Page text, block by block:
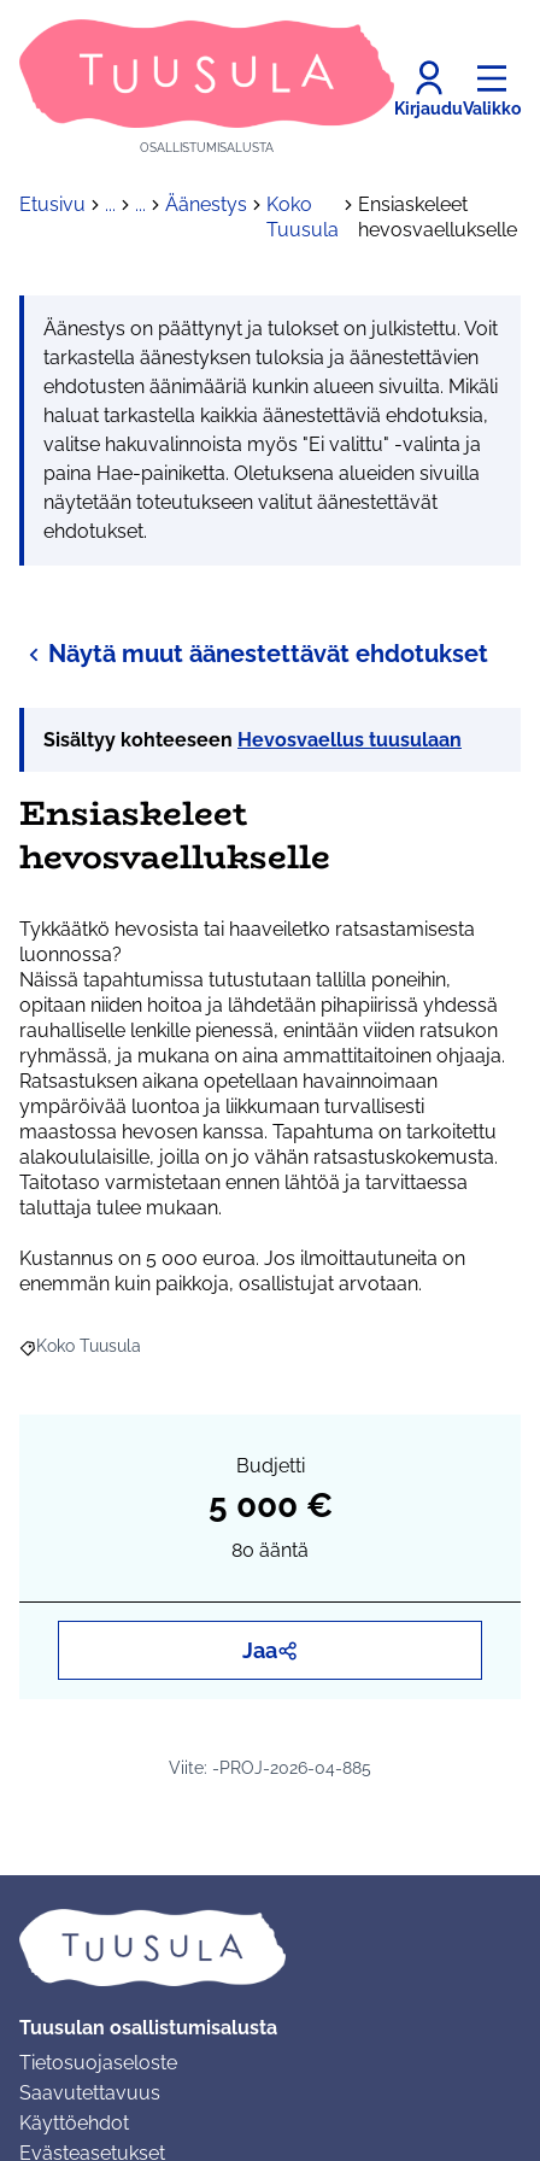
OSALLISTUMISALUSTA
KirjauduValikko
Etusivu ... ... Äänestys
Koko
Tuusula
Ensiaskeleet
hevosvaellukselle
Äänestys on päättynyt ja tulokset on julkistettu. Voit
tarkastella äänestyksen tuloksia ja äänestettävien
ehdotusten äänimääriä kunkin alueen sivuilta. Mikäli
haluat tarkastella kaikkia äänestettäviä ehdotuksia,
valitse hakuvalinnoista myös "Ei valittu" -valinta ja
paina Hae-painiketta. Oletuksena alueiden sivuilla
näytetään toteutukseen valitut äänestettävät
ehdotukset.
Näytä muut äänestettävät ehdotukset
Sisältyy kohteeseen Hevosvaellus tuusulaan
Ensiaskeleet
hevosvaellukselle
Tykkäätkö hevosista tai haaveiletko ratsastamisesta
luonnossa?
Näissä tapahtumissa tutustutaan tallilla poneihin,
opitaan niiden hoitoa ja lähdetään pihapiirissä yhdessä
rauhalliselle lenkille pienessä, enintään viiden ratsukon
ryhmässä, ja mukana on aina ammattitaitoinen ohjaaja.
Ratsastuksen aikana opetellaan havainnoimaan
ympäröivää luontoa ja liikkumaan turvallisesti
maastossa hevosen kanssa. Tapahtuma on tarkoitettu
alakoululaisille, joilla on jo vähän ratsastuskokemusta.
Taitotaso varmistetaan ennen lähtöä ja tarvittaessa
taluttaja tulee mukaan.
Kustannus on 5 000 euroa. Jos ilmoittautuneita on
enemmän kuin paikkoja, osallistujat arvotaan.
Rajaa tulokset teeman mukaan: Koko Tuusula
Koko Tuusula
Budjetti
5 000 €
80 ääntä
Jaa
Viite: -PROJ-2026-04-885
Tuusulan osallistumisalusta
Tietosuojaseloste
Saavutettavuus
Käyttöehdot
Evästeasetukset